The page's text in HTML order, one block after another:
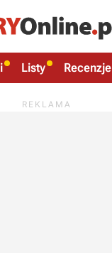
Listy Recenzje